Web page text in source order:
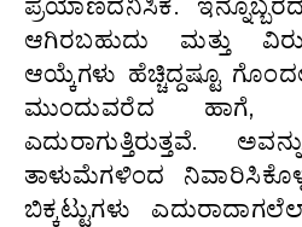
ಪ್ರಯಾಣದನಿಸಿಕೆ.
ಆಗಿರಬಹುದು ಮತ್ತು
ಆಯ್ಕೆಗಳು ಹೆಚ್ಚಿದ್ದಷ್ಟೂ
ಮುಂದುವರೆದ ಹಾಗೆ,
ಎದುರಾಗುತ್ತಿರುತ್ತವೆ.
ತಾಳುಮೆಗಳಿಂದ
ಬಿಕ್ಕಟ್ಟುಗಳು